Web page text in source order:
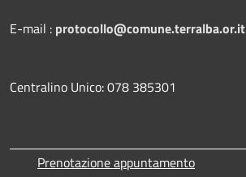
E-mail : protocollo@comune.terralba.or.it
Centralino Unico: 078 385301
Prenotazione appuntamento